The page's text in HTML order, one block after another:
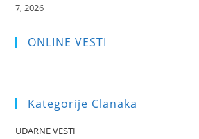
7, 2026
ONLINE VESTI
Kategorije Clanaka
UDARNE VESTI